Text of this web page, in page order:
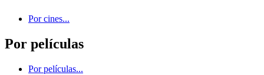
Por cines...
Por películas
Por películas...